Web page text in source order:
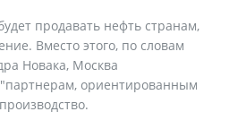
продавать нефть странам,
Вместо этого, по словам
Новака, Москва
ориентированным